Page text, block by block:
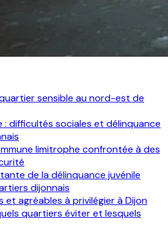
sensible au nord-est de
: difficultés sociales et délinquance
limitrophe confrontée à des
de la délinquance juvénile
dijonnais
et agréables à privilégier à Dijon
quartiers éviter et lesquels